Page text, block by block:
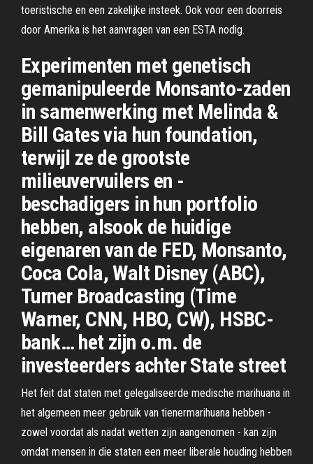
toeristische en een zakelijke insteek. Ook voor een doorreis
door Amerika is het aanvragen van een ESTA nodig.
Experimenten met genetisch
gemanipuleerde Monsanto-zaden
in samenwerking met Melinda &
Bill Gates via hun foundation,
terwijl ze de grootste
milieuvervuilers en -
beschadigers in hun portfolio
hebben, alsook de huidige
eigenaren van de FED, Monsanto,
Coca Cola, Walt Disney (ABC),
Turner Broadcasting (Time
Warner, CNN, HBO, CW), HSBC-
bank… het zijn o.m. de
investeerders achter State street
Het feit dat staten met gelegaliseerde medische marihuana in
het algemeen meer gebruik van tienermarihuana hebben -
zowel voordat als nadat wetten zijn aangenomen - kan zijn
omdat mensen in die staten een meer liberale houding hebben